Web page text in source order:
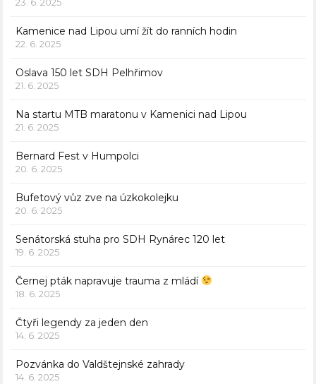
Kamenice nad Lipou umí žít do ranních hodin
22. 6. 2025
Oslava 150 let SDH Pelhřimov
21. 6. 2025
Na startu MTB maratonu v Kamenici nad Lipou
21. 6. 2025
Bernard Fest v Humpolci
20. 6. 2025
Bufetový vůz zve na úzkokolejku
20. 6. 2025
Senátorská stuha pro SDH Rynárec 120 let
19. 6. 2025
Černej pták napravuje trauma z mládí
18. 6. 2025
Čtyři legendy za jeden den
14. 6. 2025
Pozvánka do Valdštejnské zahrady
14. 6. 2025